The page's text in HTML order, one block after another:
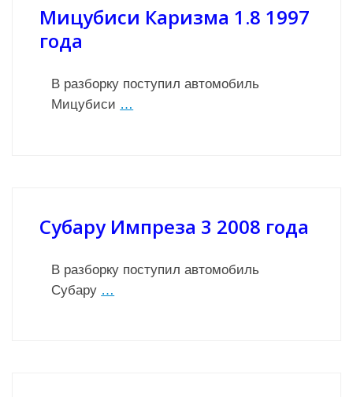
Мицубиси Каризма 1.8 1997
года
В разборку поступил автомобиль
Мицубиси …
Субару Импреза 3 2008 года
В разборку поступил автомобиль
Субару …